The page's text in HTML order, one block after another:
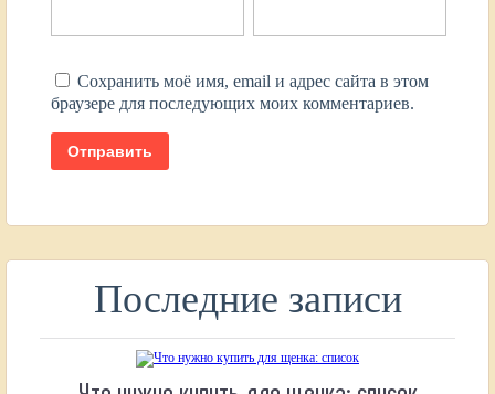
Сохранить моё имя, email и адрес сайта в этом
браузере для последующих моих комментариев.
Последние записи